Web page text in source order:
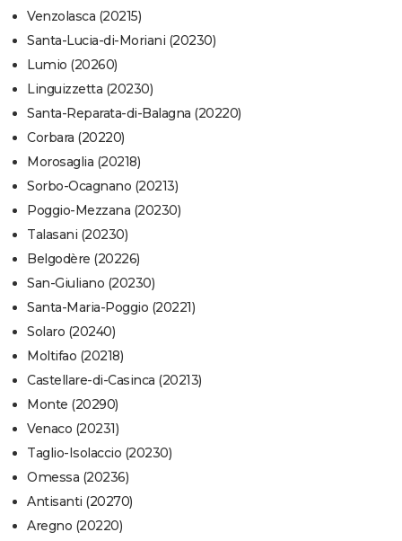
Venzolasca (20215)
Santa-Lucia-di-Moriani (20230)
Lumio (20260)
Linguizzetta (20230)
Santa-Reparata-di-Balagna (20220)
Corbara (20220)
Morosaglia (20218)
Sorbo-Ocagnano (20213)
Poggio-Mezzana (20230)
Talasani (20230)
Belgodère (20226)
San-Giuliano (20230)
Santa-Maria-Poggio (20221)
Solaro (20240)
Moltifao (20218)
Castellare-di-Casinca (20213)
Monte (20290)
Venaco (20231)
Taglio-Isolaccio (20230)
Omessa (20236)
Antisanti (20270)
Aregno (20220)